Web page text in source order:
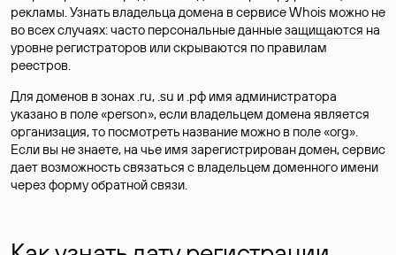
рекламы. Узнать владельца домена в сервисе Whois можно не
во всех случаях: часто персональные данныезащищаются на
уровне регистраторов или скрываются по правилам
реестров.
Для доменов в зонах .ru, .su и .рф имя администратора
указано в поле «person», если владельцем домена является
организация, то посмотреть название можно в поле «org».
Если вы не знаете, на чье имя зарегистрирован домен, сервис
дает возможность связаться с владельцем доменного имени
через форму обратной связи.